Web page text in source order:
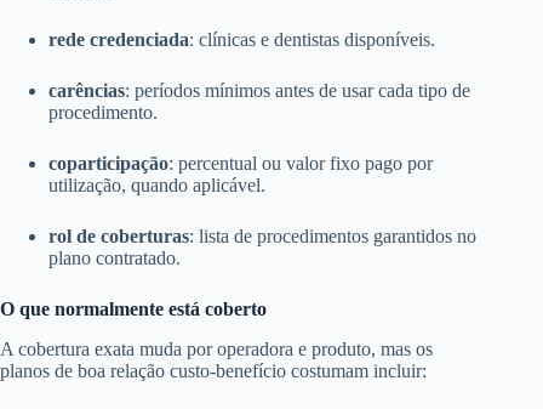
rede credenciada: clínicas e dentistas disponíveis.
carências: períodos mínimos antes de usar cada tipo de
procedimento.
coparticipação: percentual ou valor fixo pago por
utilização, quando aplicável.
rol de coberturas: lista de procedimentos garantidos no
plano contratado.
O que normalmente está coberto
A cobertura exata muda por operadora e produto, mas os
planos de boa relação custo-benefício costumam incluir: